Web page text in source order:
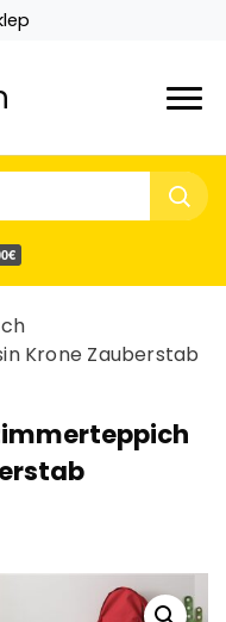
Krone Zauberstab